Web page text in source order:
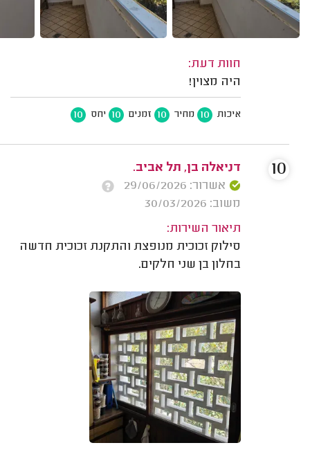
חוות דעת:
היה מצוין!
איכות 10 מחיר 10 זמנים 10 יחס 10
דניאלה בן, תל אביב.
אשרור: 29/06/2026
משוב: 30/03/2026
תיאור השירות:
סילוק זכוכית מנופצת והתקנת זכוכית חדשה
בחלון בן שני חלקים.
10